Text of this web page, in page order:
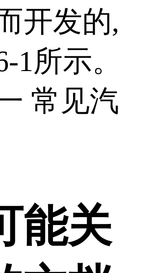
开发的,
1所示。
常见汽
能关